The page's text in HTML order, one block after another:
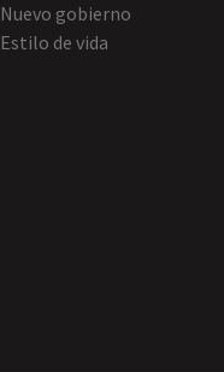
Nuevo gobierno
Estilo de vida